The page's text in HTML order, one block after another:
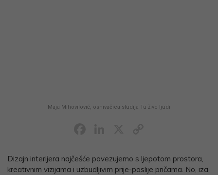
Maja Mihovilović, osnivačica studija Tu žive ljudi
Dizajn interijera najčešće povezujemo s ljepotom prostora,
kreativnim vizijama i uzbudljivim prije-poslije pričama. No, iza